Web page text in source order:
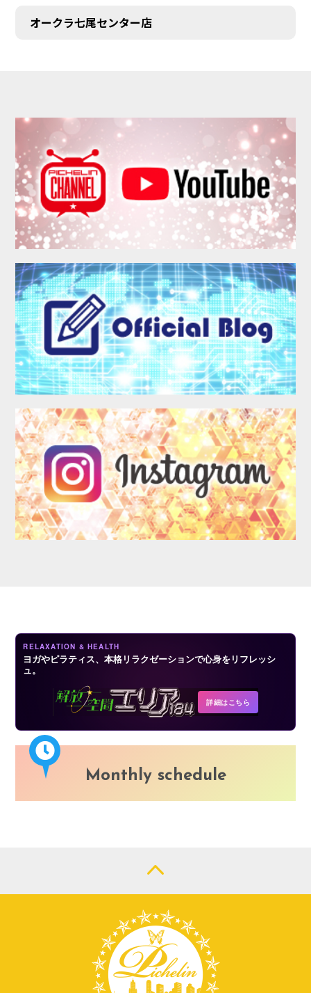
オークラ七尾センター店
RELAXATION & HEALTH
ヨガやピラティス、本格リラクゼーションで心身をリフレッシ
ュ。
詳細はこちら
Monthly schedule